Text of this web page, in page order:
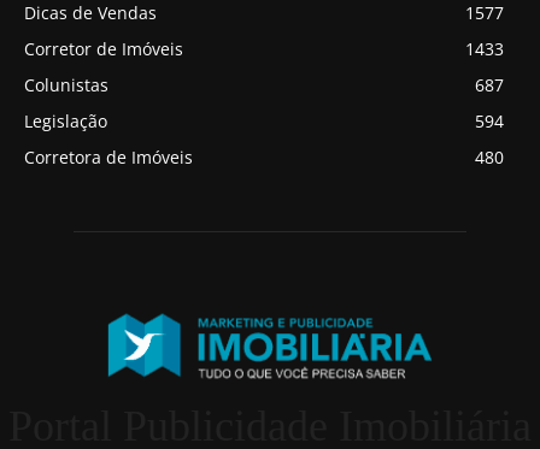
Dicas de Vendas
1577
Corretor de Imóveis
1433
Colunistas
687
Legislação
594
Corretora de Imóveis
480